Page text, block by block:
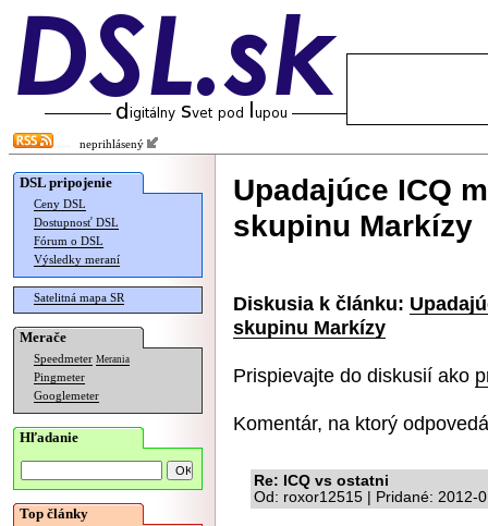
neprihlásený
DSL pripojenie
Ceny DSL
Dostupnosť DSL
Fórum o DSL
Výsledky meraní
Satelitná mapa SR
Merače
Speedmeter Merania
Pingmeter
Googlemeter
Hľadanie
Top články
Upadajúce ICQ
skupinu Markízy
Diskusia k článku:
skupinu Markízy
Prispievajte do diskusií ako
Komentár, na ktorý
Re: ICQ vs ostatni
Od: roxor12515 | Pridané: 2012-